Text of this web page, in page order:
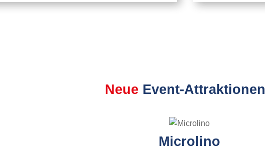
Neue Event-Attraktionen
Microlino